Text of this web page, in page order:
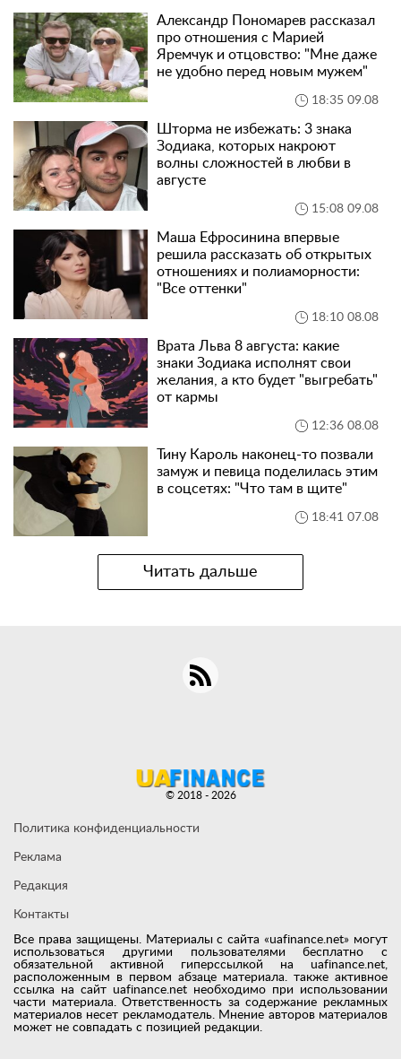
Александр Пономарев рассказал
про отношения с Марией
Яремчук и отцовство: "Мне даже
не удобно перед новым мужем"
18:35 09.08
Шторма не избежать: 3 знака
Зодиака, которых накроют
волны сложностей в любви в
августе
15:08 09.08
Маша Ефросинина впервые
решила рассказать об открытых
отношениях и полиаморности:
"Все оттенки"
18:10 08.08
Врата Льва 8 августа: какие
знаки Зодиака исполнят свои
желания, а кто будет "выгребать"
от кармы
12:36 08.08
Тину Кароль наконец-то позвали
замуж и певица поделилась этим
в соцсетях: "Что там в щите"
18:41 07.08
Читать дальше
Все права защищены. Материалы с сайта «uafinance.net» могут
использоваться другими пользователями бесплатно с
обязательной активной гиперссылкой на uafinance.net,
расположенным в первом абзаце материала. также активное
ссылка на сайт uafinance.net необходимо при использовании
части материала. Ответственность за содержание рекламных
материалов несет рекламодатель. Мнение авторов материалов
может не совпадать с позицией редакции.
Политика конфиденциальности
Реклама
Редакция
Контакты
© 2018 - 2026